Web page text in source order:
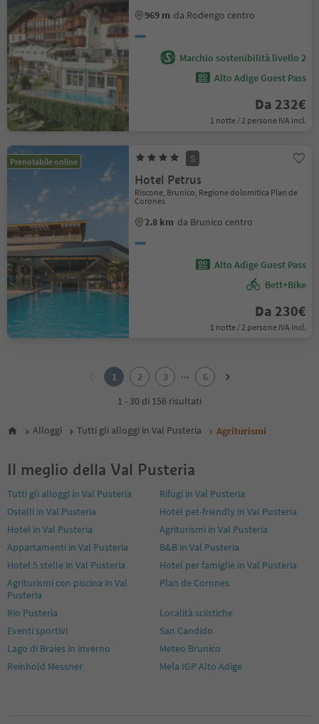
969 m da Rodengo centro
Marchio sostenibilità livello 2
Alto Adige Guest Pass
Da 232€
1 notte / 2 persone IVA incl.
Prenotabile online S
Hotel Petrus
Riscone, Brunico, Regione dolomitica Plan de
Corones
2.8 km da Brunico centro
Alto Adige Guest Pass
Bett+Bike
Da 230€
1 notte / 2 persone IVA incl.
6
1 2 3 ...
6
1 - 30 di 156 risultati
Alloggi Tutti gli alloggi in Val Pusteria Agriturismi
Il meglio della Val Pusteria
Tutti gli alloggi in Val Pusteria
Rifugi in Val Pusteria
Ostelli in Val Pusteria
Hotel pet-friendly in Val Pusteria
Hotel in Val Pusteria
Agriturismi in Val Pusteria
Appartamenti in Val Pusteria
B&B in Val Pusteria
Hotel 5 stelle in Val Pusteria
Hotel per famiglie in Val Pusteria
Agriturismi con piscina in Val
Pusteria
Plan de Corones
Rio Pusteria
Località sciistiche
Eventi sportivi
San Candido
Lago di Braies in inverno
Meteo Brunico
Reinhold Messner
Mela IGP Alto Adige